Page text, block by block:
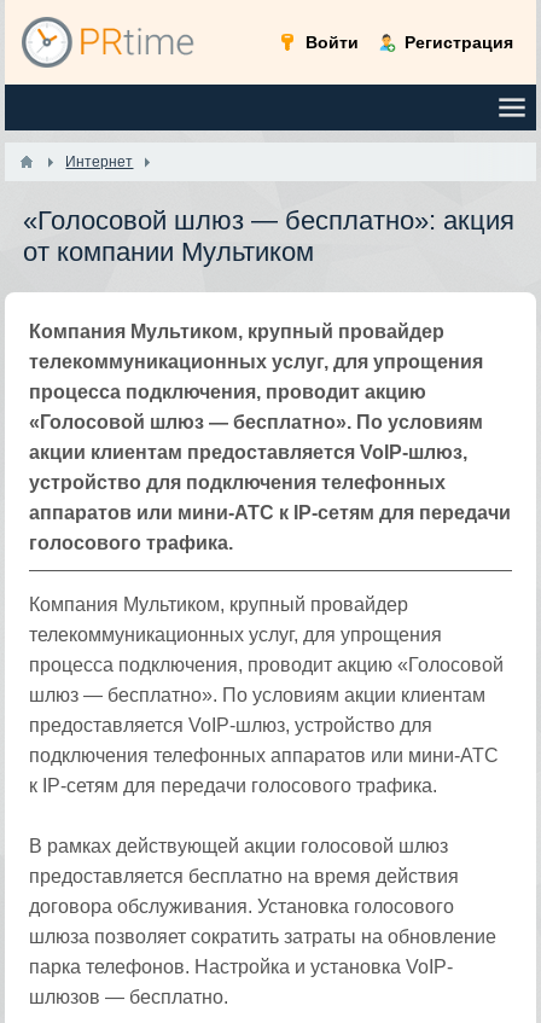
Войти Регистрация
Интернет
«Голосовой шлюз — бесплатно»: акция
от компании Мультиком
Компания Мультиком, крупный провайдер
телекоммуникационных услуг, для упрощения
процесса подключения, проводит акцию
«Голосовой шлюз — бесплатно». По условиям
акции клиентам предоставляется VoIP-шлюз,
устройство для подключения телефонных
аппаратов или мини-АТС к IP-сетям для передачи
голосового трафика.
Компания Мультиком, крупный провайдер
телекоммуникационных услуг, для упрощения
процесса подключения, проводит акцию «Голосовой
шлюз — бесплатно». По условиям акции клиентам
предоставляется VoIP-шлюз, устройство для
подключения телефонных аппаратов или мини-АТС
к IP-сетям для передачи голосового трафика.
В рамках действующей акции голосовой шлюз
предоставляется бесплатно на время действия
договора обслуживания. Установка голосового
шлюза позволяет сократить затраты на обновление
парка телефонов. Настройка и установка VoIP-
шлюзов — бесплатно.